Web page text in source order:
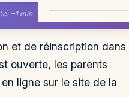
~1 min
et de réinscription dans
ouverte, les parents
ligne sur le site de la